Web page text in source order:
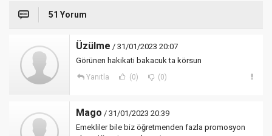
51 Yorum
Üzülme / 31/01/2023 20:07
Görünen hakikati bakacuk ta körsun
Yanıtla (0) (0)
Mago / 31/01/2023 20:39
Emekliler bile biz öğretmenden fazla promosyon